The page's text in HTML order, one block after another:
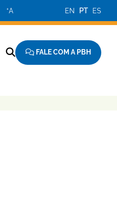
+A EN PT ES
FALE COM A PBH